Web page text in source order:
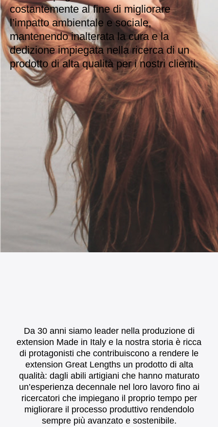
costantemente al fine di migliorare
l’impatto ambientale e sociale,
mantenendo inalterata la cura e la
dedizione impiegata nella ricerca di un
prodotto di alta qualità per i nostri clienti.
Da 30 anni siamo leader nella produzione di
extension Made in Italy e la nostra storia è ricca
di protagonisti che contribuiscono a rendere le
extension Great Lengths un prodotto di alta
qualità: dagli abili artigiani che hanno maturato
un’esperienza decennale nel loro lavoro fino ai
ricercatori che impiegano il proprio tempo per
migliorare il processo produttivo rendendolo
sempre più avanzato e sostenibile.